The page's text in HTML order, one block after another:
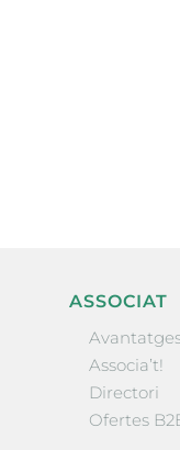
ASSOCIAT
Associa’t!
Directori
Ofertes